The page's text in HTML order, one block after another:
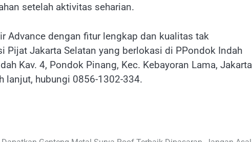
setelah aktivitas seharian.
Advance dengan fitur lengkap dan kualitas tak
Jakarta Selatan yang berlokasi di PPondok Indah
Kav. 4, Pondok Pinang, Kec. Kebayoran Lama, Jakarta
lanjut, hubungi 0856-1302-334.